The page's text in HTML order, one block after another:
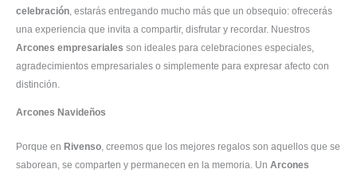
celebración, estarás entregando mucho más que un obsequio: ofrecerás
una experiencia que invita a compartir, disfrutar y recordar. Nuestros
Arcones empresariales son ideales para celebraciones especiales,
agradecimientos empresariales o simplemente para expresar afecto con
distinción.
Arcones Navideños
Porque en Rivenso, creemos que los mejores regalos son aquellos que se
saborean, se comparten y permanecen en la memoria. Un Arcones